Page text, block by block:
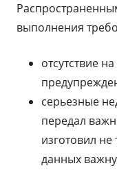
выполнения
отсутствие
серьезные
передал
изготовил не
данных